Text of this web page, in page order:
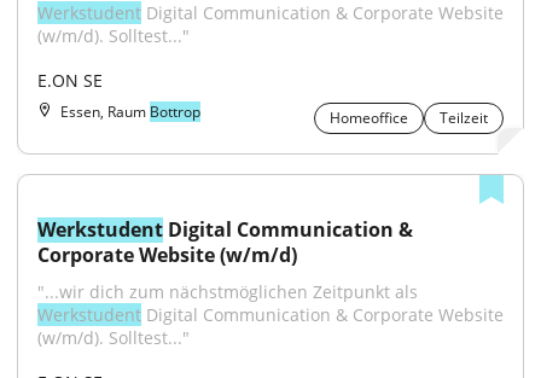
Werkstudent Digital Communication & Corporate Website
(w/m/d). Solltest..."
E.ON SE
Essen, Raum Bottrop Homeoffice Teilzeit
Werkstudent Digital Communication &
Corporate Website (w/m/d)
Werkstudent Digital Communication & Corporate Website
(w/m/d). Solltest..."